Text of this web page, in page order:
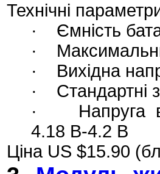
Технічні
· Ємність
·
· Вихідна
· Стандартні
· Напруга
4.18 В-4.2 В
Ціна US $15.90